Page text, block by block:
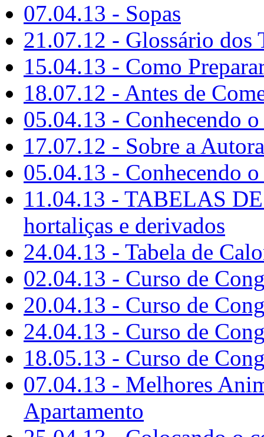
07.04.13 - Sopas
21.07.12 - Glossário dos
15.04.13 - Como
18.07.12 - Antes de
05.04.13 - Conhecendo
17.07.12 - Sobre a Autora
05.04.13 - Conhecendo
11.04.13 - TABELAS
hortaliças e derivados
24.04.13 - Tabela de
02.04.13 - Curso de
20.04.13 - Curso de
24.04.13 - Curso de
18.05.13 - Curso de
07.04.13 - Melhores
Apartamento